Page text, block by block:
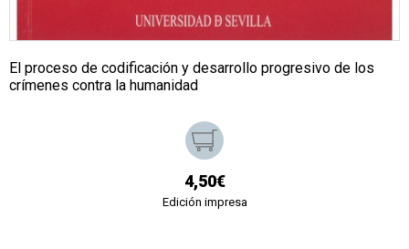
El proceso de codificación y desarrollo progresivo de los
crímenes contra la humanidad
4,50€
Edición impresa